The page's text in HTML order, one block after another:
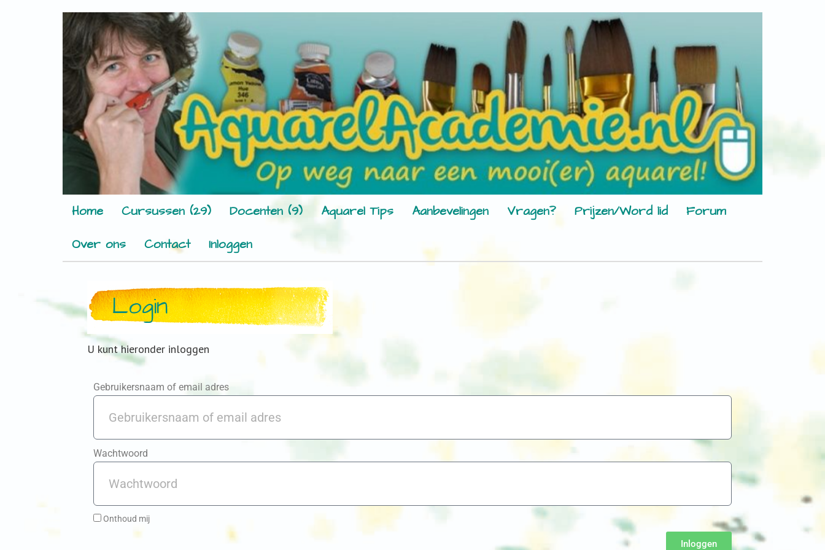
Home Cursussen (29) Docenten (9) Aquarel Tips Aanbevelingen Vragen? Prijzen/Word lid
Forum
Over ons
Contact Inloggen
Login
U kunt hieronder inloggen
Gebruikersnaam of email adres
Wachtwoord
Onthoud mij
Inloggen